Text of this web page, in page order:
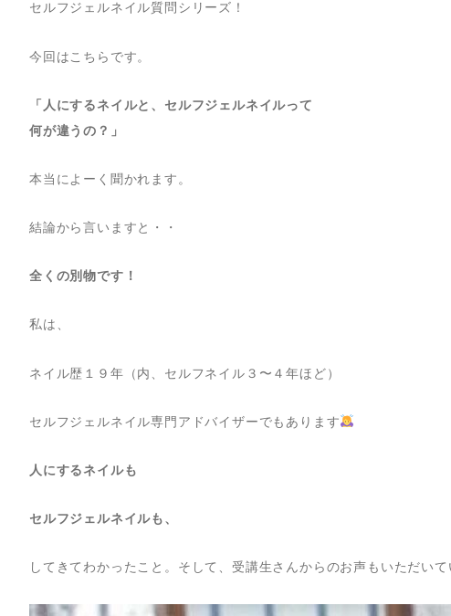
セルフジェルネイル質問シリーズ！
今回はこちらです。
「人にするネイルと、セルフジェルネイルって
何が違うの？」
本当によーく聞かれます。
結論から言いますと・・
全くの別物です！
私は、
ネイル歴１９年（内、セルフネイル３〜４年ほど）
セルフジェルネイル専門アドバイザーでもあります
人にするネイルも
セルフジェルネイルも、
してきてわかったこと。そして、受講生さんからのお声もいただい